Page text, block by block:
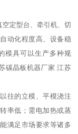
定型台、牵引机、切
动化程度高、设备稳
模具可以生产多种规
碳晶板机器厂家 江苏
往的立模、平模浇注
率低；需电加热或蒸
满足市场要求等诸多